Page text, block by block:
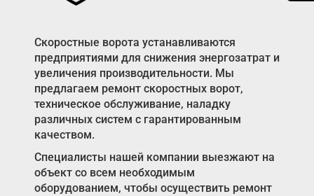
Скоростные ворота устанавливаются
предприятиями для снижения энергозатрат и
увеличения производительности. Мы
предлагаем ремонт скоростных ворот,
техническое обслуживание, наладку
различных систем с гарантированным
качеством.
Специалисты нашей компании выезжают на
объект со всем необходимым
оборудованием, чтобы осуществить ремонт